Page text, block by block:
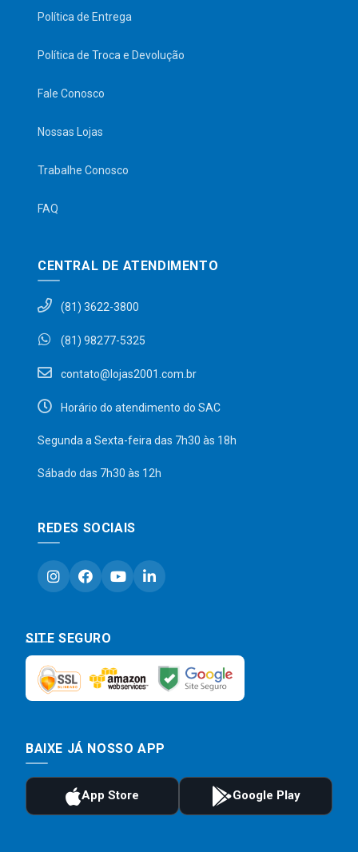
Política de Entrega
Política de Troca e Devolução
Fale Conosco
Nossas Lojas
Trabalhe Conosco
FAQ
CENTRAL DE ATENDIMENTO
(81) 3622-3800
(81) 98277-5325
contato@lojas2001.com.br
Horário do atendimento do SAC
Segunda a Sexta-feira das 7h30 às 18h
Sábado das 7h30 às 12h
REDES SOCIAIS
SITE SEGURO
BAIXE JÁ NOSSO APP